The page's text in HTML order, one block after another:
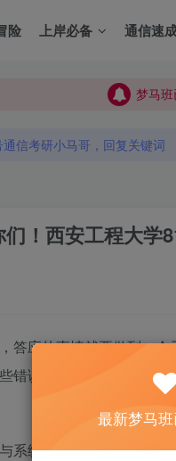
险 上岸必备 通信速
梦马班
梦马班
通信考研小马哥，回复关键词
信考研小马哥，回复关键词
！ 西安工程大学
答应的事情就要做到。今
错误，请大家见谅，感
系统试题及解析。
最新梦马班